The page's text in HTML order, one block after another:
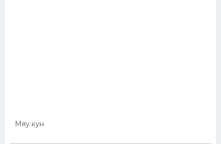
Мяу кун